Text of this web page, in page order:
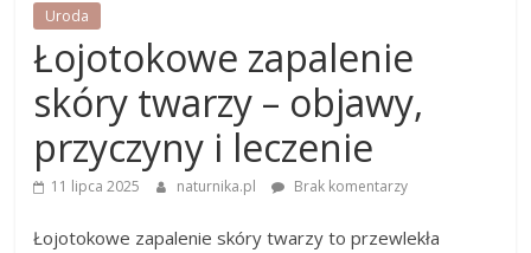
Uroda
Łojotokowe zapalenie
skóry twarzy – objawy,
przyczyny i leczenie
11 lipca 2025 naturnika.pl Brak komentarzy
Łojotokowe zapalenie skóry twarzy to przewlekła